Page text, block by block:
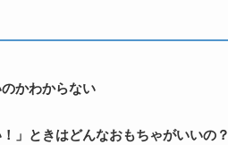
かわからない
」ときはどんなおもちゃがいいの？